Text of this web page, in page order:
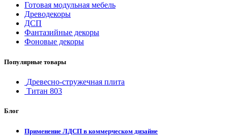
Готовая модульная мебель
Древодекоры
ДСП
Фантазийные декоры
Фоновые декоры
Популярные товары
Древесно-стружечная плита
Титан 803
Блог
Применение ЛДСП в коммерческом дизайне